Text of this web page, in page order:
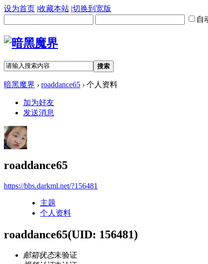
设为首页 |收藏本站 |切换到宽版
自
搜索
暗黑魔界 › roaddance65 › 个人资料
加为好友
发送消息
roaddance65
https://bbs.darkml.net/?156481
主题
个人资料
roaddance65(UID: 156481)
邮箱状态未验证